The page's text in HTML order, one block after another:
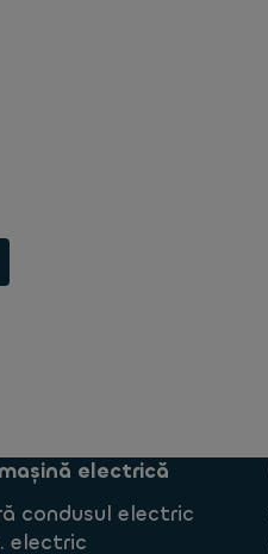
electrică
condusul electric
electric